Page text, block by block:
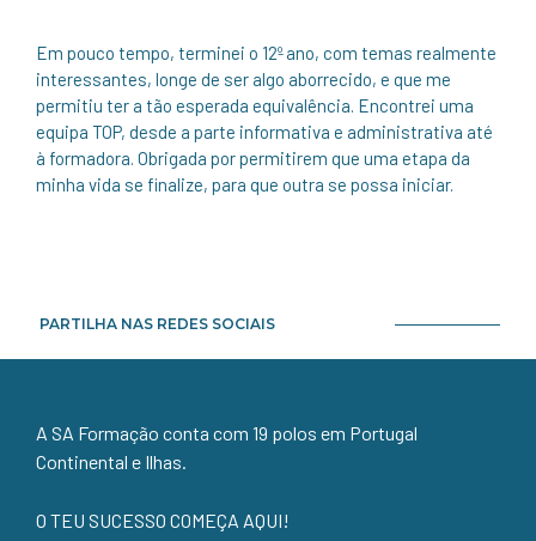
Em pouco tempo, terminei o 12º ano, com temas realmente
interessantes, longe de ser algo aborrecido, e que me
permitiu ter a tão esperada equivalência. Encontrei uma
equipa TOP, desde a parte informativa e administrativa até
à formadora. Obrigada por permitirem que uma etapa da
minha vida se finalize, para que outra se possa iniciar.
PARTILHA NAS REDES SOCIAIS
A SA Formação conta com 19 polos em Portugal
Continental e Ilhas.
O TEU SUCESSO COMEÇA AQUI!